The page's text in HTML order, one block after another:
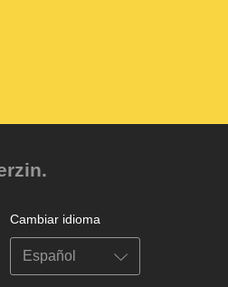
Cambiar idioma